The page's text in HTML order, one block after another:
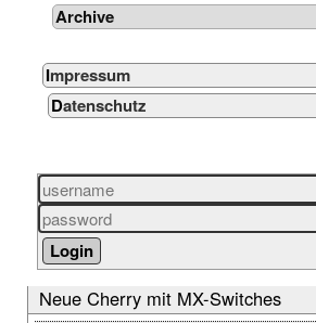
Archive
Impressum
Datenschutz
Neue Cherry mit MX-Switches